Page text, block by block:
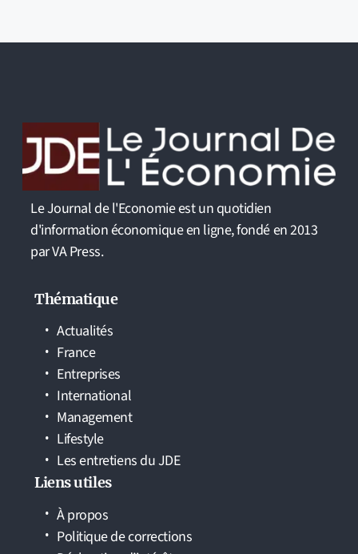
Le Journal de l'Economie est un quotidien
d'information économique en ligne, fondé en 2013
par VA Press.
Thématique
Actualités
France
Entreprises
International
Management
Lifestyle
Les entretiens du JDE
Liens utiles
À propos
Politique de corrections